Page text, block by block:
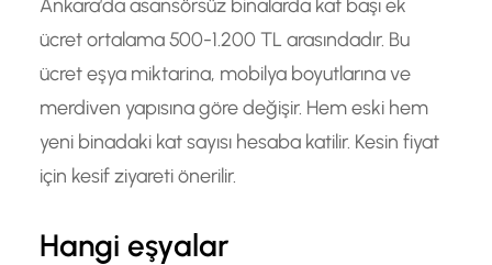
Ankara’da asansörsüz binalarda kat başı ek
ücret ortalama 500-1.200 TL arasındadır. Bu
ücret eşya miktarina, mobilya boyutlarına ve
merdiven yapısına göre değişir. Hem eski hem
yeni binadaki kat sayısı hesaba katilir. Kesin fiyat
için kesif ziyareti önerilir.
Hangi eşyalar